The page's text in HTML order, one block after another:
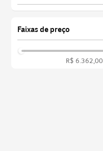
ComfyView
Digital - Fingerprint
Faixas de preço
R$ 6.362,00